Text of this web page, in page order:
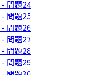
問題24
問題25
問題26
問題27
問題28
問題29